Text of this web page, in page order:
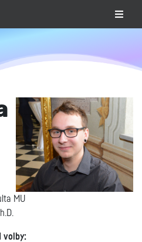
MU
volby: